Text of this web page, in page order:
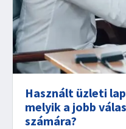
Használt üzleti
melyik a jobb
számára?